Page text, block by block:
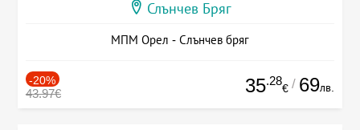
Слънчев Бряг
МПМ Орел - Слънчев бряг
-20%
43.97€ 35.28
€ / 69лв.